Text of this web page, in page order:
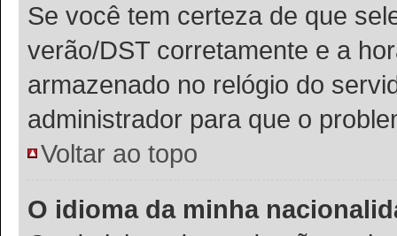
Se você tem certeza de que
verão/DST corretamente e a
armazenado no relógio do
administrador para que o
Voltar ao topo
O idioma da minha